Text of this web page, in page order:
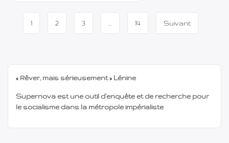
Navigation
1 2 3 14 Suivant
« Rêver, mais sérieusement » Lénine
Supernova est une outil d’enquête et de recherche pour
le socialisme dans la métropole impérialiste